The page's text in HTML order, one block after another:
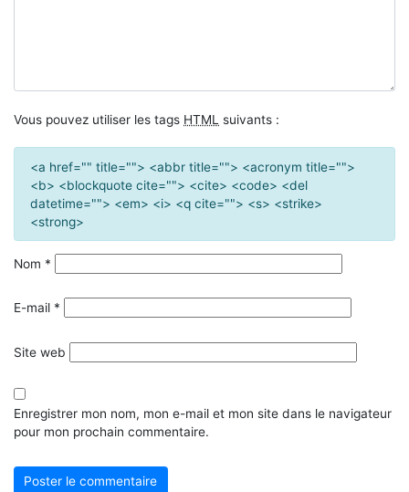
Vous pouvez utiliser les tags HTML suivants :
<a href="" title=""> <abbr title=""> <acronym title="">
<b> <blockquote cite=""> <cite> <code> <del
datetime=""> <em> <i> <q cite=""> <s> <strike>
<strong>
Nom *
E-mail *
Site web
Enregistrer mon nom, mon e-mail et mon site dans le navigateur
pour mon prochain commentaire.